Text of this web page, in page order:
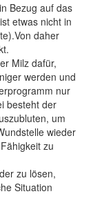
Bezug auf das
etwas nicht in
daher
Milz dafür,
werden und
nur
besteht der
um
wieder
zu
zu lösen,
Situation